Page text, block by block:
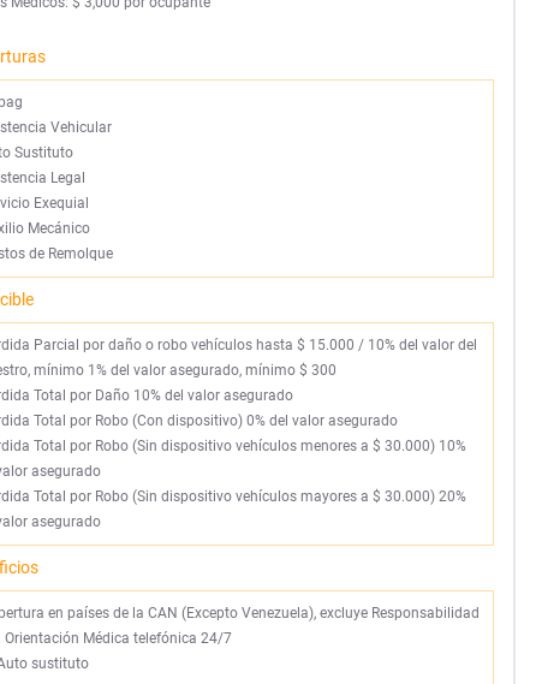
Vehicular
Sustituto
Legal
Exequial
Mecánico
de Remolque
Parcial por daño o robo vehículos hasta $ 15.000 / 10% del valor del
mínimo 1% del valor asegurado, mínimo $ 300
Total por Daño 10% del valor asegurado
Total por Robo (Con dispositivo) 0% del valor asegurado
Total por Robo (Sin dispositivo vehículos menores a $ 30.000) 10%
asegurado
Total por Robo (Sin dispositivo vehículos mayores a $ 30.000) 20%
asegurado
en países de la CAN (Excepto Venezuela), excluye Responsabilidad
Orientación Médica telefónica 24/7
sustituto